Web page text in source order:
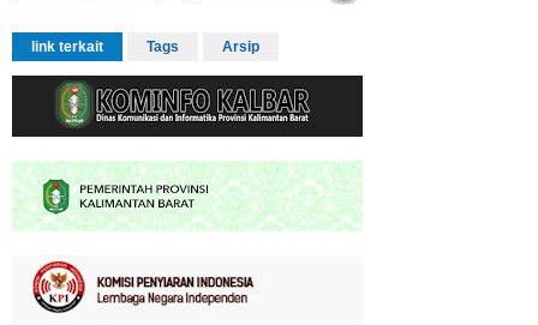
link terkait Tags Arsip